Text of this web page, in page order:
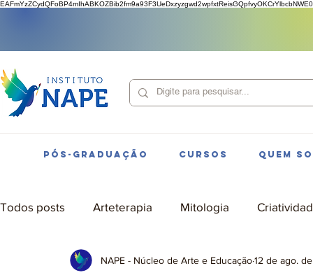
PÓS-GRADUAÇÃO CURSOS QUEM
Todos posts Arteterapia Mitologia
NAPE - Núcleo de Arte e Educação12 de ago.